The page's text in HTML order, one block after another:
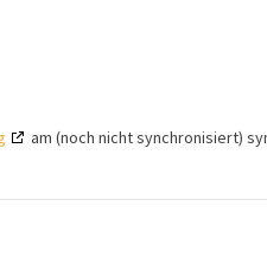
am (noch nicht synchronisiert)